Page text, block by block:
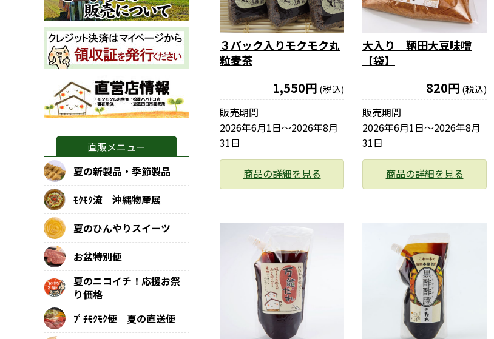
３パック入りモクモク丸
粒麦茶
1,550円 (税込)
販売期間
2026年6月1日〜2026年8月
31日
商品の詳細を見る
大入り 鞆田大豆味噌
【袋】
820円 (税込)
販売期間
2026年6月1日〜2026年8月
31日
商品の詳細を見る
直販メニュー
夏の新製品・季節製品
ﾓｸﾓｸ流 沖縄物産展
夏のひんやりスイーツ
お盆特別便
夏のニコイチ！応援お祭
り価格
ﾌﾟﾁﾓｸﾓｸ便 夏の直送便